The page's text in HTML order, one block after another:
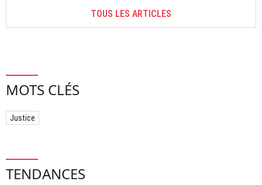
TOUS LES ARTICLES
MOTS CLÉS
Justice
TENDANCES